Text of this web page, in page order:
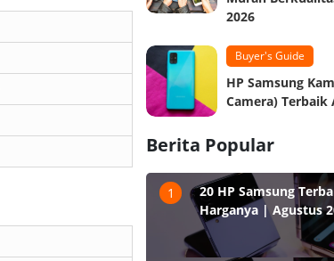
2026
Buyer's Guide
HP Samsung
Camera) Terbaik
Berita Popular
1
20 HP Samsung
Harganya | Agustus